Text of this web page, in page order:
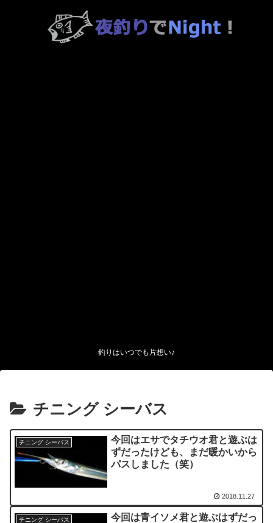
釣りはいつでも片想い♪
チニング シーバス
チニング シーバス
今回はエサでタチウオ君と遊ぶは
ずだったけども、まだ暖かいから
パスしました（笑）
2018.11.27
チニング シーバス
今回は青イソメ君と遊ぶはずだっ